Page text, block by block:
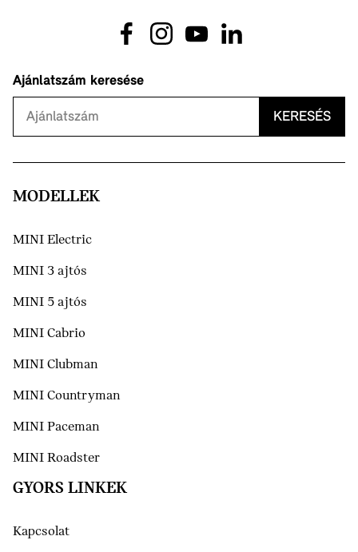
Ajánlatszám keresése
KERESÉS
MODELLEK
MINI Electric
MINI 3 ajtós
MINI 5 ajtós
MINI Cabrio
MINI Clubman
MINI Countryman
MINI Paceman
MINI Roadster
GYORS LINKEK
Kapcsolat